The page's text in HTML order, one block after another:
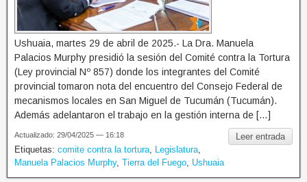
Ushuaia, martes 29 de abril de 2025.- La Dra. Manuela
Palacios Murphy presidió la sesión del Comité contra la Tortura
(Ley provincial Nº 857) donde los integrantes del Comité
provincial tomaron nota del encuentro del Consejo Federal de
mecanismos locales en San Miguel de Tucumán (Tucumán).
Además adelantaron el trabajo en la gestión interna de […]
Leer entrada
Actualizado: 29/04/2025 — 16:18
Etiquetas: comite contra la tortura Legislatura
Manuela Palacios Murphy, Tierra del Fuego Ushuaia